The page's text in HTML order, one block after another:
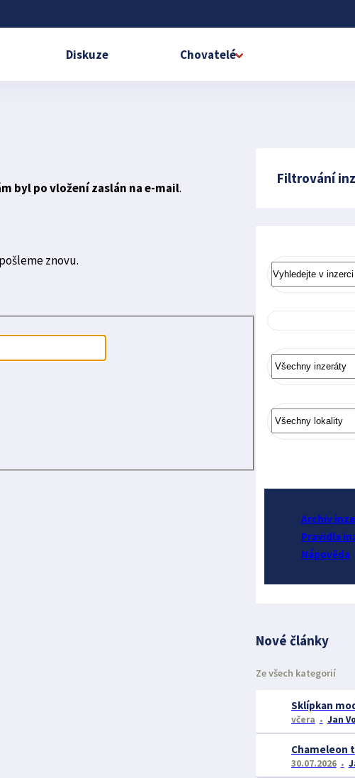
Diskuze Chovatelé
byl po vložení zaslán na e-mail.
znovu.
Filtrování
Archiv
Pravidla
Nápověda
Nové články
Ze všech kategorií
včera Jan
30.07.2026